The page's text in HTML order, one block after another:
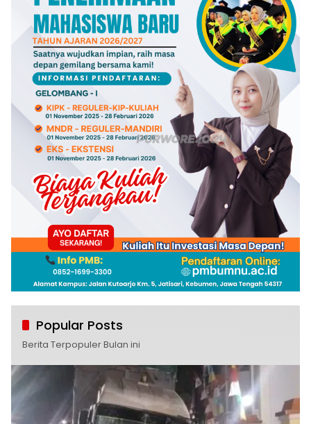
Popular Posts
Berita Terpopuler Bulan ini